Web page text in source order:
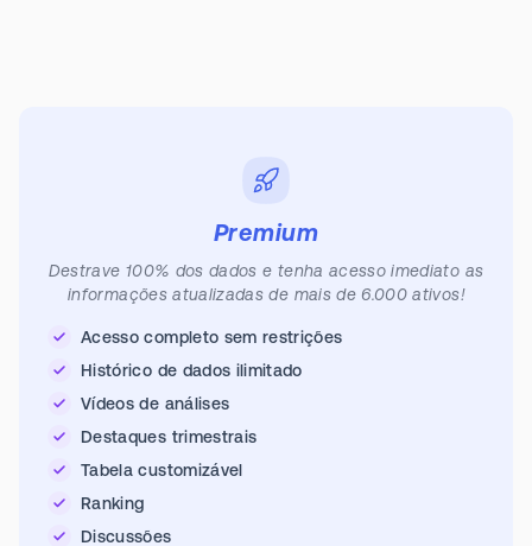
Premium
Destrave 100% dos dados e tenha acesso imediato as
informações atualizadas de mais de 6.000 ativos!
Acesso completo sem restrições
Histórico de dados ilimitado
Vídeos de análises
Destaques trimestrais
Tabela customizável
Ranking
Discussões